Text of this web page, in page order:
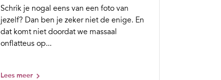
Schrik je nogal eens van een foto van
jezelf? Dan ben je zeker niet de enige. En
dat komt niet doordat we massaal
onflatteus op...
Lees meer